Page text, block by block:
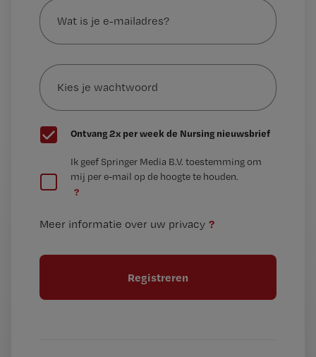
is
je
mailadres?
Kies
je
wachtwoord
G
e
t
Ontvang 2x per week de Nursing nieuwsbrief
e
t
l
Ik geef Springer Media B.V. toestemming om
mij per e-mail op de hoogte te houden.
?
Meer informatie over uw privacy ?